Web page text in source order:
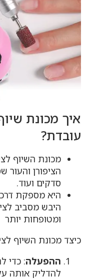
איך מכונת
עובדת?
מכונת השיוף
הציפורן והעור
סדקים ועוד.
היא מספקת
היבש מסביב
ומטופחות יותר
כיצד מכונת השיוף
ההפעלה: כדי
להדליק אותה